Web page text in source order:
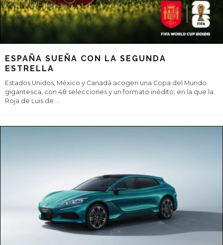
ESPAÑA SUEÑA CON LA SEGUNDA
ESTRELLA
Estados Unidos, México y Canadá acogen una Copa del Mundo
gigantesca, con 48 selecciones y un formato inédito, en la que la
Roja de Luis de